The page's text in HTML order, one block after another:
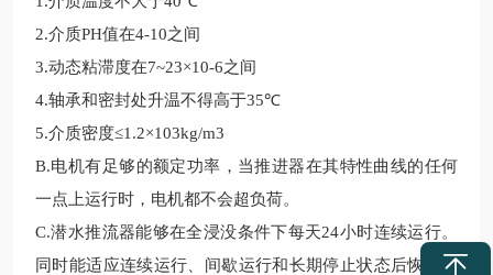
2.介质PH值在4-10之间
3.动态粘滞度在7~23×10-6之间
4.轴承和密封处升温不得高于35℃
5.介质密度≤1.2×103kg/m3
B.电机有足够的额定功率，当推进器在其特性曲线的任何
一点上运行时，电机都不会超负荷。
C.潜水推流器能够在全浸没条件下每天24小时连续运行。
同时能适应连续运行、间歇运行和长期停止状态后恢复运